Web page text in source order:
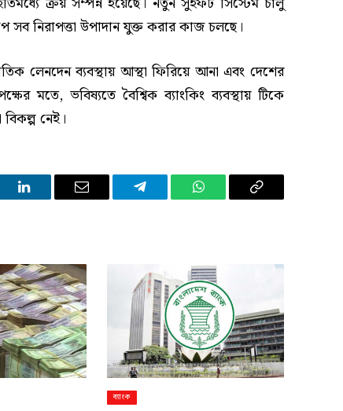
নিরাপত্তা উপাদান যুক্ত করার কাজ চলছে।
লেনদেন ব্যবস্থায় আস্থা ফিরিয়ে আনা এবং দেশের
মতে, ভবিষ্যতে বৈশ্বিক ব্যাংকিং ব্যবস্থায় টিকে
নেই।
LinkedIn Email Telegram WhatsAppCopy
ব্যাংক